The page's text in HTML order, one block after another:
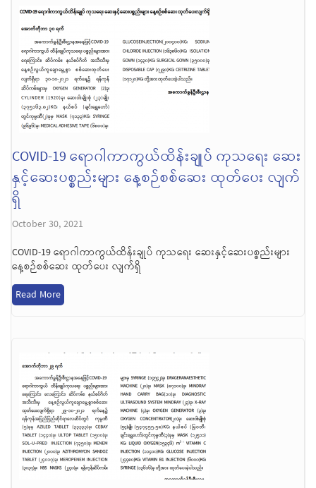
COVID-19 ရောဂါကာကွယ်ထိန်းချုပ် ကုသရေး ဆေး
နှင့်ဆေးပစ္စည်းများ နေ့စဉ်စစ်ဆေး ထုတ်ပေး လျက်
ရှိ
October 30, 2021
COVID-19 ရောဂါကာကွယ်ထိန်းချုပ် ကုသရေး ဆေးနှင့်ဆေးပစ္စည်းများ
နေ့စဉ်စစ်ဆေး ထုတ်ပေး လျက်ရှိ
Read More